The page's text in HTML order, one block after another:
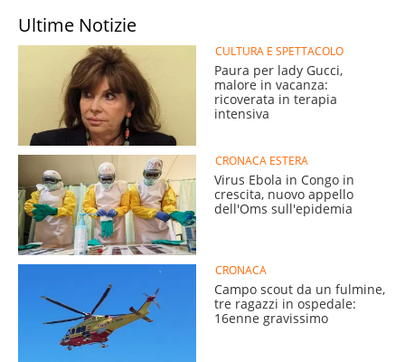
Ultime Notizie
CULTURA E SPETTACOLO
Paura per lady Gucci,
malore in vacanza:
ricoverata in terapia
intensiva
CRONACA ESTERA
Virus Ebola in Congo in
crescita, nuovo appello
dell'Oms sull'epidemia
CRONACA
Campo scout da un fulmine,
tre ragazzi in ospedale:
16enne gravissimo